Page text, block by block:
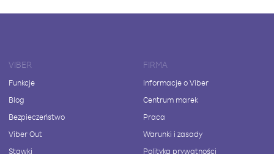
VIBER
Funkcje
Blog
Bezpieczeństwo
Viber Out
Stawki
FIRMA
Informacje o Viber
Centrum marek
Praca
Warunki i zasady
Polityka prywatności